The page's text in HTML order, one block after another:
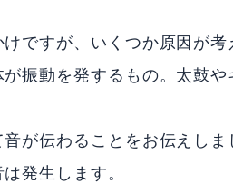
ですが、いくつか原因が考
振動を発するもの。太鼓
が伝わることをお伝えしま
発生します。